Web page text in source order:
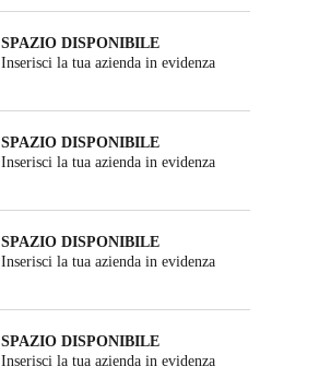
SPAZIO DISPONIBILE
Inserisci la tua azienda in evidenza
SPAZIO DISPONIBILE
Inserisci la tua azienda in evidenza
SPAZIO DISPONIBILE
Inserisci la tua azienda in evidenza
SPAZIO DISPONIBILE
Inserisci la tua azienda in evidenza